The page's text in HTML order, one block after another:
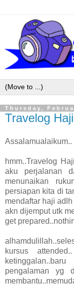
Thursday,
Travelog
Assalamualaikum..
hmm..Travelog
aku perjalanan
menunaikan
persiapan kita di
mendaftar haji
akn dijemput utk
get
kursus
pengalaman yg